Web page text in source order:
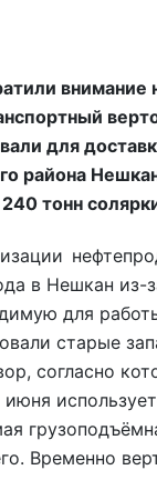
внимание
для
района
тонн
в Нешкан из-
для
старые
согласно
Временно